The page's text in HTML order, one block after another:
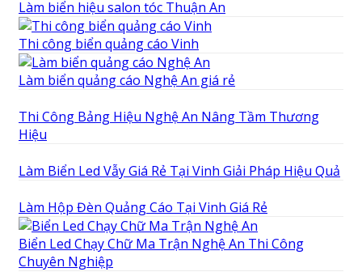
Làm biển hiệu salon tóc Thuận An
Thi công biển quảng cáo Vinh
Làm biển quảng cáo Nghệ An giá rẻ
Thi Công Bảng Hiệu Nghệ An Nâng Tầm Thương
Hiệu
Làm Biển Led Vẫy Giá Rẻ Tại Vinh Giải Pháp Hiệu Quả
Làm Hộp Đèn Quảng Cáo Tại Vinh Giá Rẻ
Biển Led Chạy Chữ Ma Trận Nghệ An Thi Công
Chuyên Nghiệp